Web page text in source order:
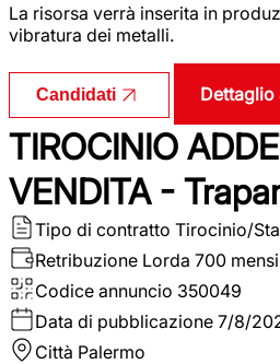
La risorsa verrà inserita in
vibratura dei metalli.
Candidati Dettaglio
TIROCINIO
VENDITA -
Tipo di contratto Tirocinio/
Retribuzione Lorda 700
Codice annuncio 350049
Data di pubblicazione 7/8/
Città Palermo